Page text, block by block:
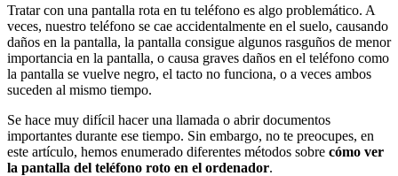
Tratar con una pantalla rota en tu teléfono es algo problemático. A
veces, nuestro teléfono se cae accidentalmente en el suelo, causando
daños en la pantalla, la pantalla consigue algunos rasguños de menor
importancia en la pantalla, o causa graves daños en el teléfono como
la pantalla se vuelve negro, el tacto no funciona, o a veces ambos
suceden al mismo tiempo.
Se hace muy difícil hacer una llamada o abrir documentos
importantes durante ese tiempo. Sin embargo, no te preocupes, en
este artículo, hemos enumerado diferentes métodos sobre cómo ver
la pantalla del teléfono roto en el ordenador.